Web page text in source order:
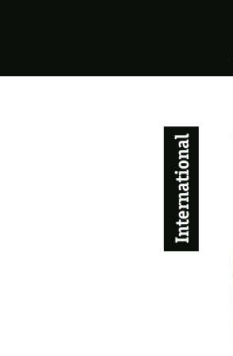
International